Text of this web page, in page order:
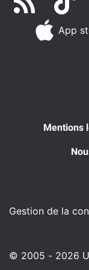
App
Mentions
Gestion de la
© 2005 - 2026